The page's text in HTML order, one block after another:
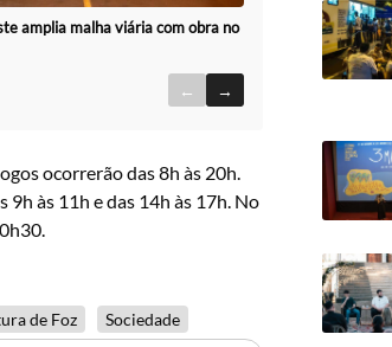
amplia malha viária com obra no
← →
ocorrerão das 8h às 20h.
às 11h e das 14h às 17h. No
de Foz Sociedade